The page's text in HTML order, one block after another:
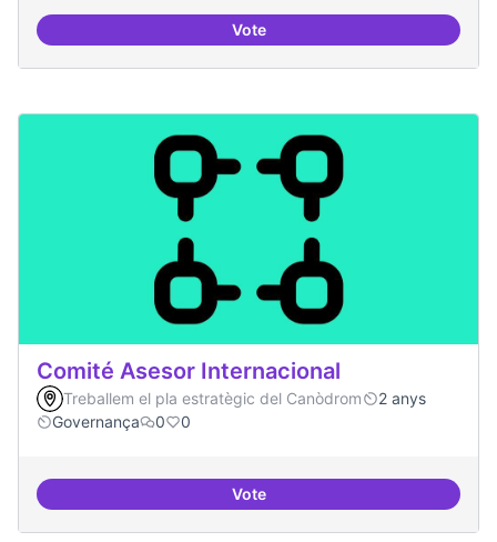
Vote Comunitat
Comité Asesor Internacional
Treballem el pla estratègic del Canòdrom
2 anys
Governança
0 0
VoteComité Asesor Internacional